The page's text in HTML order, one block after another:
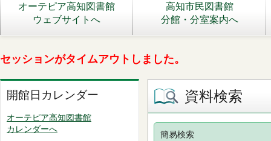
オーテピア高知図書館
ウェブサイトへ
高知市民図書館
分館・分室案内へ
セッションがタイムアウトしました。
開館日カレンダー
オーテピア高知図書館
カレンダーへ
資料検索
簡易検索